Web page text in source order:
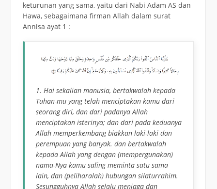
keturunan yang sama, yaitu dari Nabi Adam AS dan
Hawa, sebagaimana firman Allah dalam surat
Annisa ayat 1 :
1. Hai sekalian manusia, bertakwalah kepada
Tuhan-mu yang telah menciptakan kamu dari
seorang diri, dan dari padanya Allah
menciptakan isterinya; dan dari pada keduanya
Allah memperkembang biakkan laki-laki dan
perempuan yang banyak. dan bertakwalah
kepada Allah yang dengan (mempergunakan)
nama-Nya kamu saling meminta satu sama
lain, dan (peliharalah) hubungan silaturrahim.
Sesungguhnya Allah selalu menjaga dan